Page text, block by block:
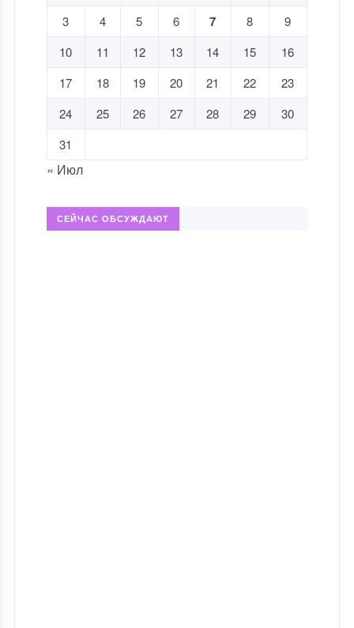
3
4 5 6 7 8
9
10
11 12 13 14 15
16
17
18 19 20 21 22
23
24
25 26 27 28 29
30
31
« Июл
СЕЙЧАС ОБСУЖДАЮТ